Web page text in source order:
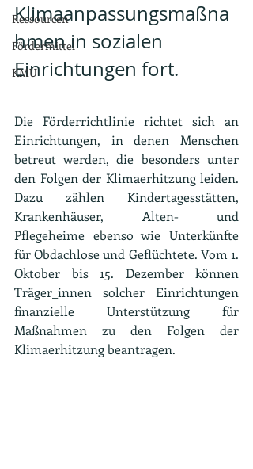
Ressourcen
Fördermittel
KMU
Klimaanpassungsmaßna
hmen in sozialen
Einrichtungen fort.
Die Förderrichtlinie richtet sich an
Einrichtungen, in denen Menschen
betreut werden, die besonders unter
den Folgen der Klimaerhitzung leiden.
Dazu zählen Kindertagesstätten,
Krankenhäuser, Alten- und
Pflegeheime ebenso wie Unterkünfte
für Obdachlose und Geflüchtete. Vom 1.
Oktober bis 15. Dezember können
Träger_innen solcher Einrichtungen
finanzielle Unterstützung für
Maßnahmen zu den Folgen der
Klimaerhitzung beantragen.